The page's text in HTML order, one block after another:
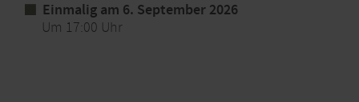
Einmalig am 6. September 2026
Um 17:00 Uhr